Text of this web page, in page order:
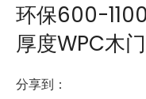
环保600-
厚度WPC木
分享到：